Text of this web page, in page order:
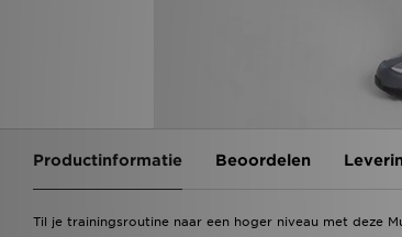
Productinformatie Beoordelen
Til je trainingsroutine naar een hoger niveau met deze